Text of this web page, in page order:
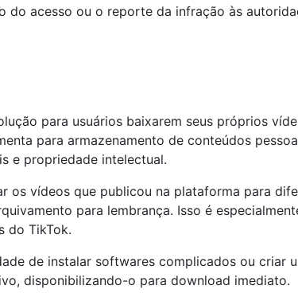
acesso ou o reporte da infração às
para usuários baixarem seus próprios
para armazenamento de conteúdos
e propriedade intelectual.
os vídeos que publicou na plataforma para
para lembrança. Isso é
do TikTok.
de instalar softwares complicados ou criar
disponibilizando-o para download imediato.